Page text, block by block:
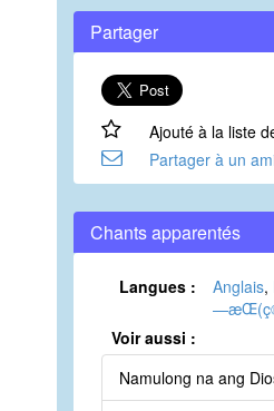
Partager
Ajouté à la liste
Partager à un
Chants apparentés
Langues : Anglais,
Voir aussi :
Namulong na ang